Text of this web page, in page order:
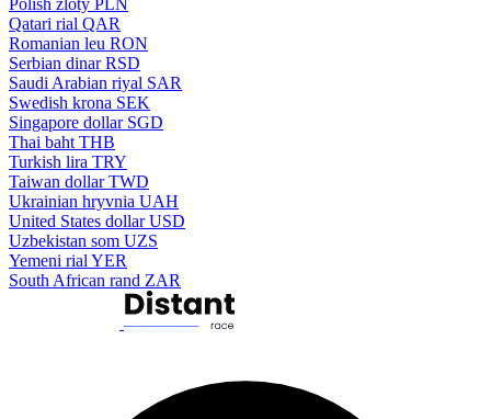
Polish zloty PLN
Qatari rial QAR
Romanian leu RON
Serbian dinar RSD
Saudi Arabian riyal SAR
Swedish krona SEK
Singapore dollar SGD
Thai baht THB
Turkish lira TRY
Taiwan dollar TWD
Ukrainian hryvnia UAH
United States dollar USD
Uzbekistan som UZS
Yemeni rial YER
South African rand ZAR